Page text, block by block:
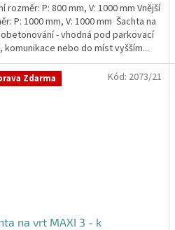
rozměr: P: 800 mm, V: 1000 mm Vnější
P: 1000 mm, V: 1000 mm Šachta na
- vhodná pod parkovací
komunikace nebo do míst vyšším...
Zdarma
na vrt MAXI 3 - k
Kód: 2073/21